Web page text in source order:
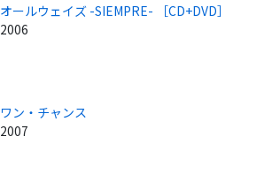
オールウェイズ -SIEMPRE- ［CD+DVD］
2006
ワン・チャンス
2007